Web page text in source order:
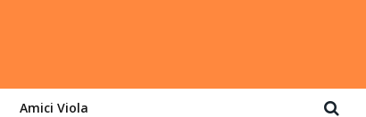
Amici Viola